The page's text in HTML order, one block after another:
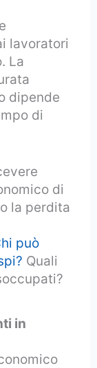
lavoratori
La
dipende
di
di
la perdita
può
Quali
in